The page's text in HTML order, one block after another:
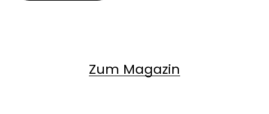
Zum Magazin